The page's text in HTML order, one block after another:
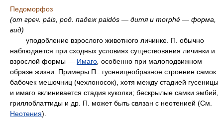
Педоморфоз
(от греч. páis, род. падеж paidós — дитя и morphé — форма,
вид)
уподобление взрослого животного личинке. П. обычно
наблюдается при сходных условиях существования личинки и
взрослой формы — Имаго особенно при малоподвижном
образе жизни. Примеры П.: гусеницеобразное строение самок
бабочек мешочниц (чехлоносок), хотя между стадией гусеницы
и имаго вклинивается стадия куколки; бескрылые самки эмбий,
гриллоблаттиды и др. П. может быть связан с неотенией (См.
Неотения).